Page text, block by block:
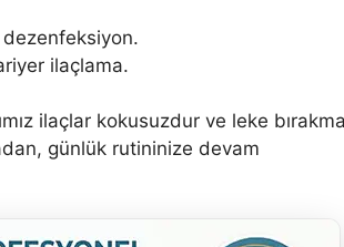
dezenfeksiyon.
ilaçlama.
ilaçlar kokusuzdur ve leke
günlük rutininize devam